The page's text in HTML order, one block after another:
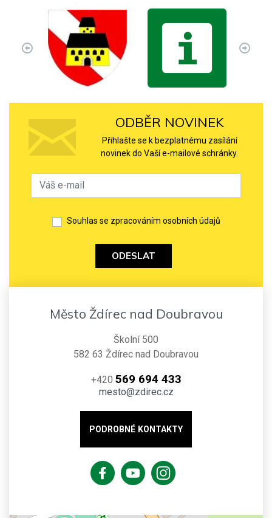
ODBĚR NOVINEK
Přihlašte se k bezplatnému zasílání
novinek do Vaší e-mailové schránky.
Souhlas se zpracováním osobních údajů
ODESLAT
Město Ždírec nad Doubravou
Školní 500
582 63 Ždírec nad Doubravou
+420 569 694 433
mesto@zdirec.cz
PODROBNÉ KONTAKTY